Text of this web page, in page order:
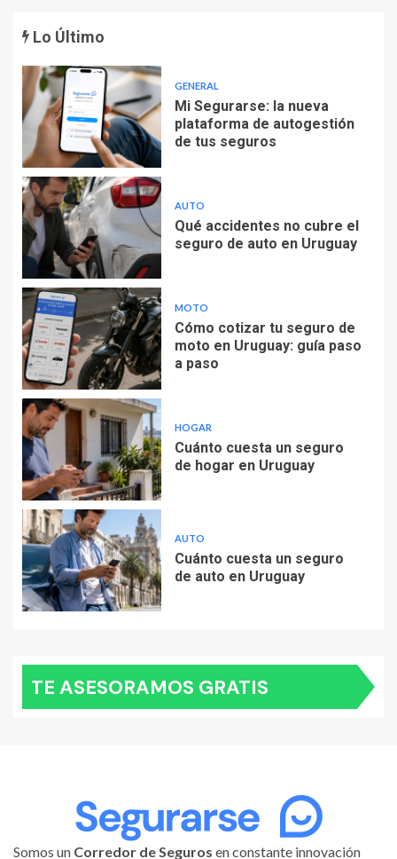
Lo Último
GENERAL
Mi Segurarse: la nueva
plataforma de autogestión
de tus seguros
AUTO
Qué accidentes no cubre el
seguro de auto en Uruguay
MOTO
Cómo cotizar tu seguro de
moto en Uruguay: guía paso
a paso
HOGAR
Cuánto cuesta un seguro
de hogar en Uruguay
AUTO
Cuánto cuesta un seguro
de auto en Uruguay
TE ASESORAMOS GRATIS
Somos un Corredor de Seguros en constante innovación